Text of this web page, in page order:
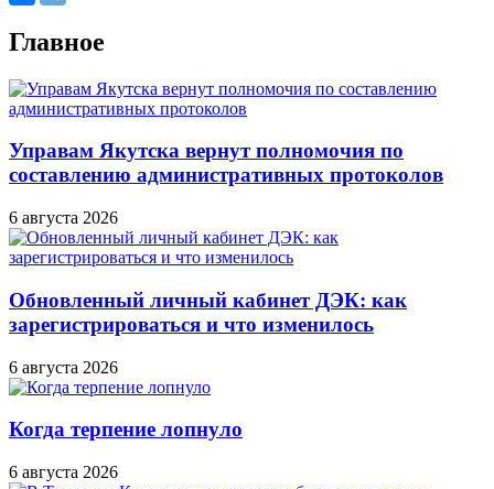
Главное
Управам Якутска вернут полномочия по
составлению административных протоколов
6 августа 2026
Обновленный личный кабинет ДЭК: как
зарегистрироваться и что изменилось
6 августа 2026
Когда терпение лопнуло
6 августа 2026